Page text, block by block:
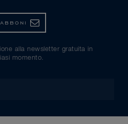
alla newsletter gratuita in
momento.